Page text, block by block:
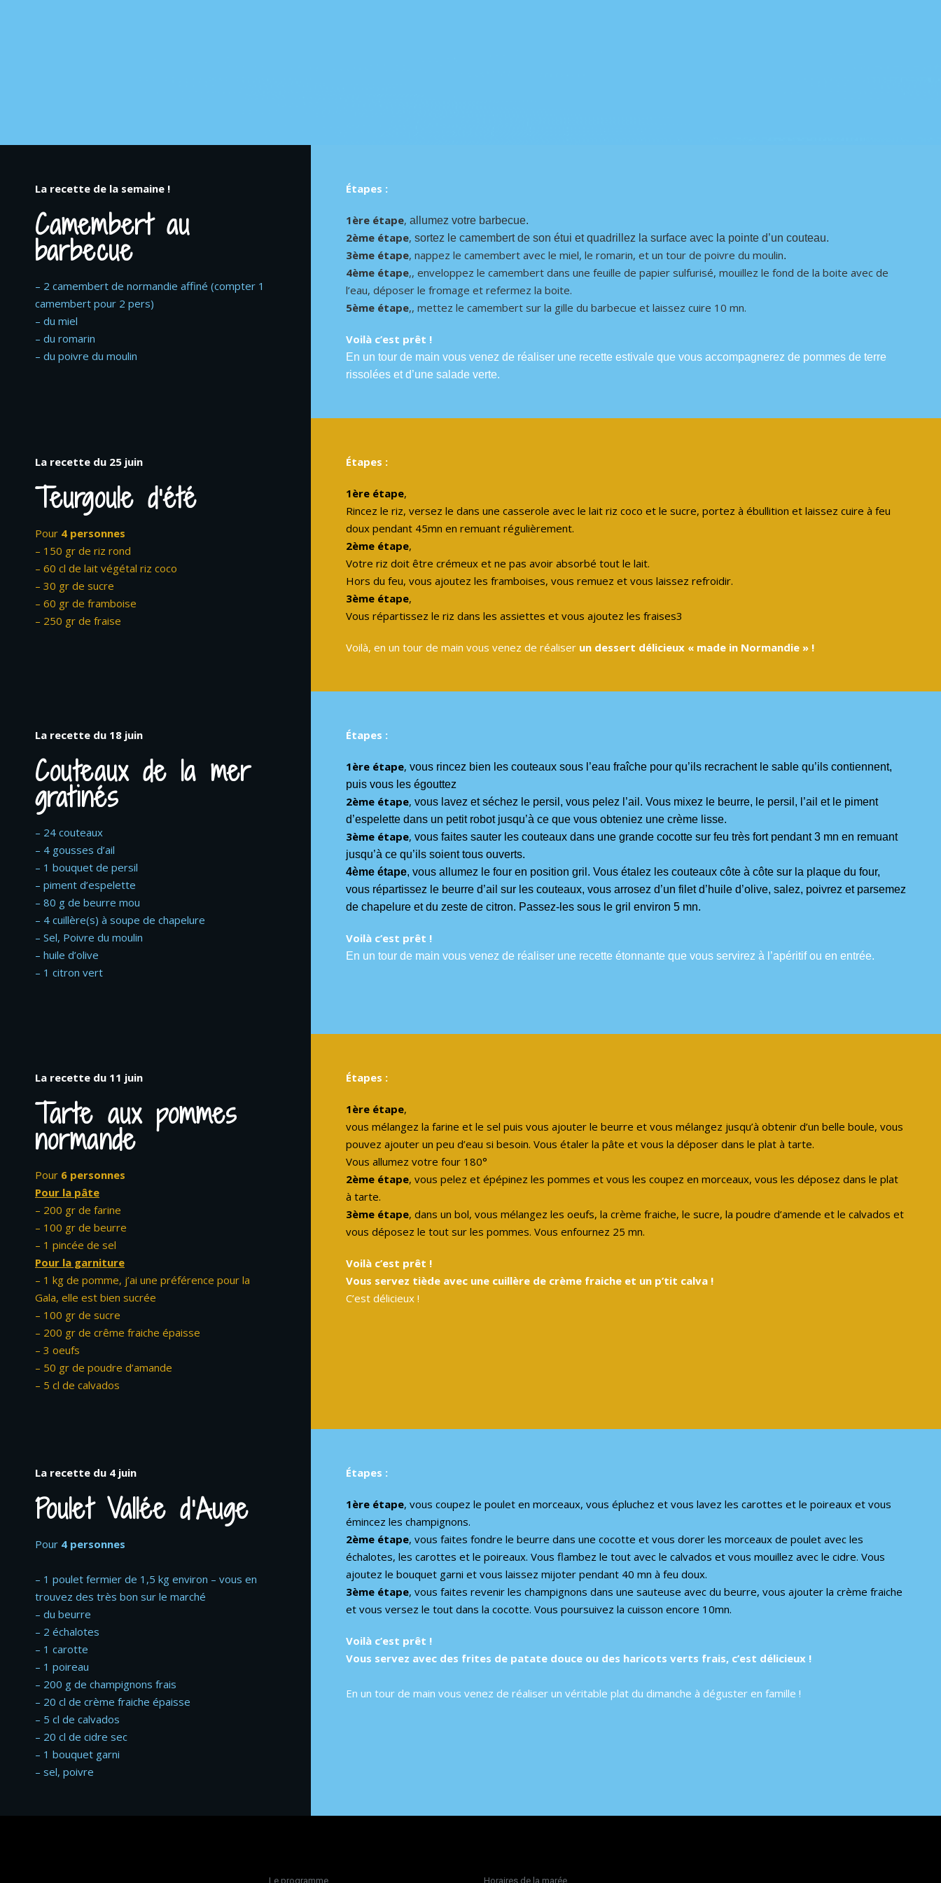
La recette de la semaine !
Camembert au
barbecue
– 2 camembert de normandie affiné (compter 1
camembert pour 2 pers)
– du miel
– du romarin
– du poivre du moulin
Étapes :
1ère étape, allumez votre barbecue.
2ème étape, sortez le camembert de son étui et quadrillez la surface avec la pointe d’un couteau.
3ème étape, nappez le camembert avec le miel, le romarin, et un tour de poivre du moulin.
4ème étape,, enveloppez le camembert dans une feuille de papier sulfurisé, mouillez le fond de la boite avec de
l’eau, déposer le fromage et refermez la boite.
5ème étape,, mettez le camembert sur la gille du barbecue et laissez cuire 10 mn.
Voilà c’est prêt !
En un tour de main vous venez de réaliser une recette estivale que vous accompagnerez de pommes de terre
rissolées et d’une salade verte.
La recette du 25 juin
Teurgoule d’été
Pour 4 personnes
– 150 gr de riz rond
– 60 cl de lait végétal riz coco
– 30 gr de sucre
– 60 gr de framboise
– 250 gr de fraise
Étapes :
1ère étape,
Rincez le riz, versez le dans une casserole avec le lait riz coco et le sucre, portez à ébullition et laissez cuire à feu
doux pendant 45mn en remuant régulièrement.
2ème étape,
Votre riz doit être crémeux et ne pas avoir absorbé tout le lait.
Hors du feu, vous ajoutez les framboises, vous remuez et vous laissez refroidir.
3ème étape,
Vous répartissez le riz dans les assiettes et vous ajoutez les fraises3
Voilà, en un tour de main vous venez de réaliserun dessert délicieux « made in Normandie » !
La recette du 18 juin
Couteaux de la mer
gratinés
– 24 couteaux
– 4 gousses d’ail
– 1 bouquet de persil
– piment d’espelette
– 80 g de beurre mou
– 4 cuillère(s) à soupe de chapelure
– Sel, Poivre du moulin
– huile d’olive
– 1 citron vert
Étapes :
1ère étape, vous rincez bien les couteaux sous l’eau fraîche pour qu’ils recrachent le sable qu’ils contiennent,
puis vous les égouttez
2ème étape, vous lavez et séchez le persil, vous pelez l’ail. Vous mixez le beurre, le persil, l’ail et le piment
d’espelette dans un petit robot jusqu’à ce que vous obteniez une crème lisse.
3ème étape, vous faites sauter les couteaux dans une grande cocotte sur feu très fort pendant 3 mn en remuant
jusqu’à ce qu’ils soient tous ouverts.
4ème étape, vous allumez le four en position gril. Vous étalez les couteaux côte à côte sur la plaque du four,
vous répartissez le beurre d’ail sur les couteaux, vous arrosez d’un filet d’huile d’olive, salez, poivrez et parsemez
de chapelure et du zeste de citron. Passez-les sous le gril environ 5 mn.
Voilà c’est prêt !
En un tour de main vous venez de réaliser une recette étonnante que vous servirez à l’apéritif ou en entrée.
La recette du 11 juin
Tarte aux pommes
normande
Pour 6 personnes
Pour la pâte
– 200 gr de farine
– 100 gr de beurre
– 1 pincée de sel
Pour la garniture
– 1 kg de pomme, j’ai une préférence pour la
Gala, elle est bien sucrée
– 100 gr de sucre
– 200 gr de crême fraiche épaisse
– 3 oeufs
– 50 gr de poudre d’amande
– 5 cl de calvados
Étapes :
1ère étape,
vous mélangez la farine et le sel puis vous ajouter le beurre et vous mélangez jusqu’à obtenir d’un belle boule, vous
pouvez ajouter un peu d’eau si besoin. Vous étaler la pâte et vous la déposer dans le plat à tarte.
Vous allumez votre four 180°
2ème étape, vous pelez et épépinez les pommes et vous les coupez en morceaux, vous les déposez dans le plat
à tarte.
3ème étape, dans un bol, vous mélangez les oeufs, la crème fraiche, le sucre, la poudre d’amende et le calvados et
vous déposez le tout sur les pommes. Vous enfournez 25 mn.
Voilà c’est prêt !
Vous servez tiède avec une cuillère de crème fraiche et un p’tit calva !
C’est délicieux !
La recette du 4 juin
Poulet Vallée d’Auge
Pour 4 personnes
– 1 poulet fermier de 1,5 kg environ – vous en
trouvez des très bon sur le marché
– du beurre
– 2 échalotes
– 1 carotte
– 1 poireau
– 200 g de champignons frais
– 20 cl de crème fraiche épaisse
– 5 cl de calvados
– 20 cl de cidre sec
– 1 bouquet garni
– sel, poivre
Étapes :
1ère étape, vous coupez le poulet en morceaux, vous épluchez et vous lavez les carottes et le poireaux et vous
émincez les champignons.
2ème étape, vous faites fondre le beurre dans une cocotte et vous dorer les morceaux de poulet avec les
échalotes, les carottes et le poireaux. Vous flambez le tout avec le calvados et vous mouillez avec le cidre. Vous
ajoutez le bouquet garni et vous laissez mijoter pendant 40 mn à feu doux.
3ème étape, vous faites revenir les champignons dans une sauteuse avec du beurre, vous ajouter la crème fraiche
et vous versez le tout dans la cocotte. Vous poursuivez la cuisson encore 10mn.
Voilà c’est prêt !
Vous servez avec des frites de patate douce ou des haricots verts frais, c’est délicieux !
En un tour de main vous venez de réaliser un véritable plat du dimanche à déguster en famille !
Le programme Horaires de la marée